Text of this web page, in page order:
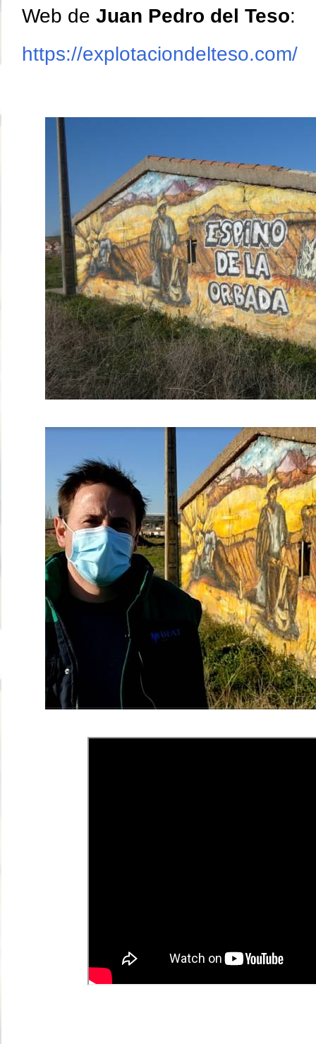
Web de Juan Pedro del Teso:
https://explotaciondelteso.com/